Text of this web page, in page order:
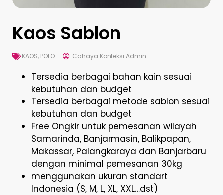
Kaos Sablon
KAOS, POLO Cahaya Konfeksi Admin
Tersedia berbagai bahan kain sesuai
kebutuhan dan budget
Tersedia berbagai metode sablon sesuai
kebutuhan dan budget
Free Ongkir untuk pemesanan wilayah
Samarinda, Banjarmasin, Balikpapan,
Makassar, Palangkaraya dan Banjarbaru
dengan minimal pemesanan 30kg
menggunakan ukuran standart
Indonesia (S, M, L, XL, XXL…dst)